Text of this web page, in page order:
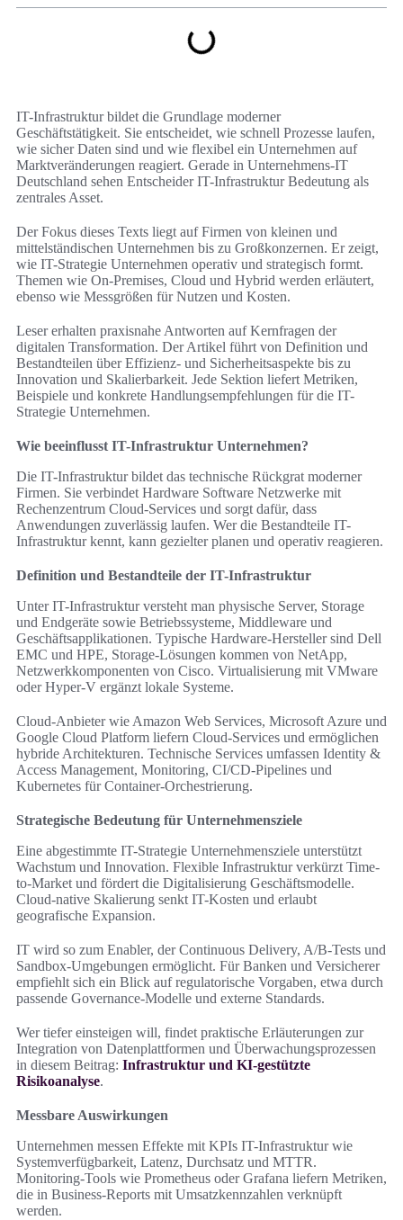
IT-Infrastruktur bildet die Grundlage moderner
Geschäftstätigkeit. Sie entscheidet, wie schnell Prozesse laufen,
wie sicher Daten sind und wie flexibel ein Unternehmen auf
Marktveränderungen reagiert. Gerade in Unternehmens-IT
Deutschland sehen Entscheider IT-Infrastruktur Bedeutung als
zentrales Asset.
Der Fokus dieses Texts liegt auf Firmen von kleinen und
mittelständischen Unternehmen bis zu Großkonzernen. Er zeigt,
wie IT-Strategie Unternehmen operativ und strategisch formt.
Themen wie On-Premises, Cloud und Hybrid werden erläutert,
ebenso wie Messgrößen für Nutzen und Kosten.
Leser erhalten praxisnahe Antworten auf Kernfragen der
digitalen Transformation. Der Artikel führt von Definition und
Bestandteilen über Effizienz- und Sicherheitsaspekte bis zu
Innovation und Skalierbarkeit. Jede Sektion liefert Metriken,
Beispiele und konkrete Handlungsempfehlungen für die IT-
Strategie Unternehmen.
Wie beeinflusst IT-Infrastruktur Unternehmen?
Die IT-Infrastruktur bildet das technische Rückgrat moderner
Firmen. Sie verbindet Hardware Software Netzwerke mit
Rechenzentrum Cloud-Services und sorgt dafür, dass
Anwendungen zuverlässig laufen. Wer die Bestandteile IT-
Infrastruktur kennt, kann gezielter planen und operativ reagieren.
Definition und Bestandteile der IT-Infrastruktur
Unter IT-Infrastruktur versteht man physische Server, Storage
und Endgeräte sowie Betriebssysteme, Middleware und
Geschäftsapplikationen. Typische Hardware-Hersteller sind Dell
EMC und HPE, Storage-Lösungen kommen von NetApp,
Netzwerkkomponenten von Cisco. Virtualisierung mit VMware
oder Hyper-V ergänzt lokale Systeme.
Cloud-Anbieter wie Amazon Web Services, Microsoft Azure und
Google Cloud Platform liefern Cloud-Services und ermöglichen
hybride Architekturen. Technische Services umfassen Identity &
Access Management, Monitoring, CI/CD-Pipelines und
Kubernetes für Container-Orchestrierung.
Strategische Bedeutung für Unternehmensziele
Eine abgestimmte IT-Strategie Unternehmensziele unterstützt
Wachstum und Innovation. Flexible Infrastruktur verkürzt Time-
to-Market und fördert die Digitalisierung Geschäftsmodelle.
Cloud-native Skalierung senkt IT-Kosten und erlaubt
geografische Expansion.
IT wird so zum Enabler, der Continuous Delivery, A/B-Tests und
Sandbox-Umgebungen ermöglicht. Für Banken und Versicherer
empfiehlt sich ein Blick auf regulatorische Vorgaben, etwa durch
passende Governance-Modelle und externe Standards.
Wer tiefer einsteigen will, findet praktische Erläuterungen zur
Integration von Datenplattformen und Überwachungsprozessen
in diesem Beitrag: Infrastruktur und KI-gestützte
Risikoanalyse.
Messbare Auswirkungen
Unternehmen messen Effekte mit KPIs IT-Infrastruktur wie
Systemverfügbarkeit, Latenz, Durchsatz und MTTR.
Monitoring-Tools wie Prometheus oder Grafana liefern Metriken,
die in Business-Reports mit Umsatzkennzahlen verknüpft
werden.